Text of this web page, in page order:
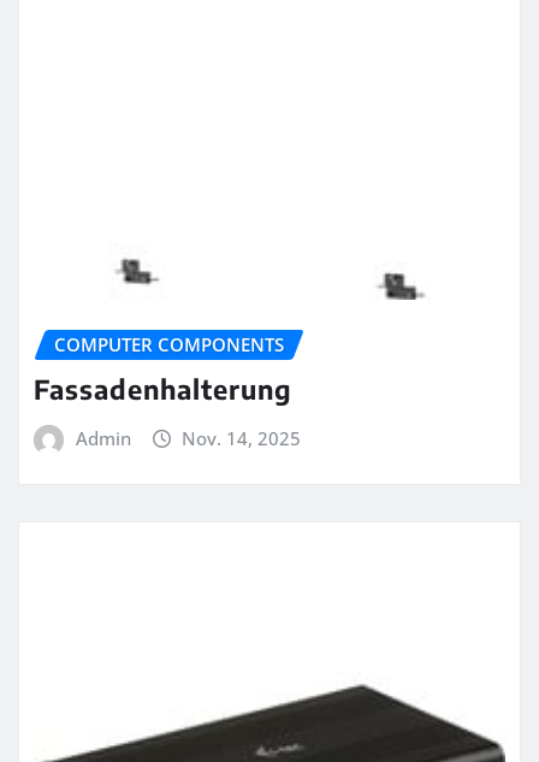
COMPUTER COMPONENTS
Fassadenhalterung
Admin Nov. 14, 2025